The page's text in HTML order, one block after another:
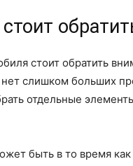
стоит обратить
слишком больших
отдельные
быть в то время